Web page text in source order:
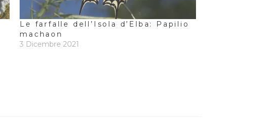
Le farfalle dell’Isola d’Elba: Papilio
machaon
3 Dicembre 2021